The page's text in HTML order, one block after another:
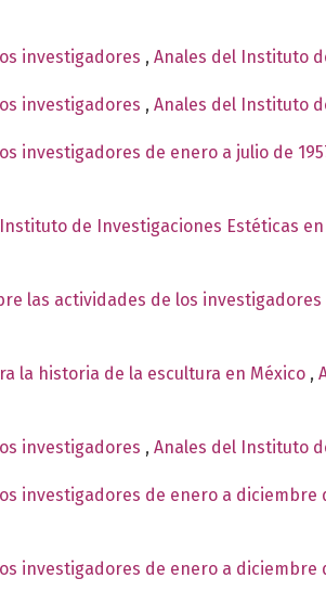
investigadores , Anales del Instituto
investigadores , Anales del Instituto
investigadores de enero a julio de
de Investigaciones Estéticas en
las actividades de los investigadores
la historia de la escultura en México ,
investigadores , Anales del Instituto
investigadores de enero a diciembre
investigadores de enero a diciembre